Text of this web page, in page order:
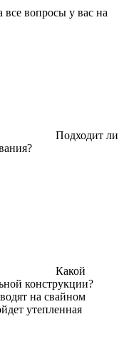
все вопросы у вас на
Подходит ли
Какой
конструкции?
на свайном
утепленная